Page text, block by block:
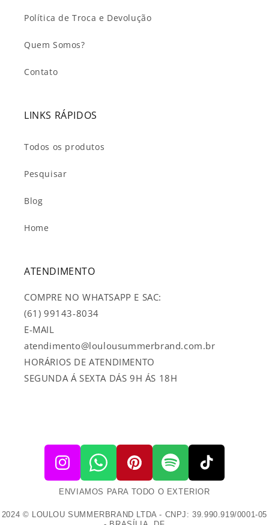
Política de Troca e Devolução
Quem Somos?
Contato
LINKS RÁPIDOS
Todos os produtos
Pesquisar
Blog
Home
ATENDIMENTO
COMPRE NO WHATSAPP E SAC:
(61) 99143-8034
E-MAIL
atendimento@loulousummerbrand.com.br
HORÁRIOS DE ATENDIMENTO
SEGUNDA Á SEXTA DÁS 9H ÁS 18H
ENVIAMOS PARA TODO O EXTERIOR
2024 © LOULOU SUMMERBRAND LTDA - CNPJ: 39.990.919/0001-05